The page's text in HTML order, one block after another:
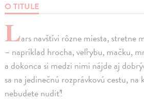
O TITULE
Lars navštívi rôzne miesta, stretne
– napríklad hrocha, veľrybu, mačku,
a dokonca si medzi nimi nájde aj
sa na jedinečnú rozprávkovú cestu,
nebudete nudiť!